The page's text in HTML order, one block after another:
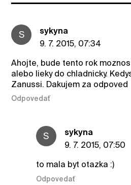
S
sykyna
9. 7. 2015, 07:34
Ahojte, bude tento rok
alebo lieky do chladnicky.
Zanussi. Dakujem za odpoved
Odpovedať
S
sykyna
9. 7. 2015, 07:50
to mala byt otazka :)
Odpovedať